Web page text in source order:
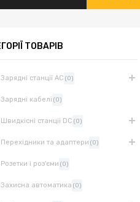
ТОВАРІВ
Зарядні станції AC (0)
Зарядні кабелі (0)
Швидкісні станції DC (0)
Перехідники та адаптери (0)
Розетки і роз'єми (0)
Захисна автоматика (0)